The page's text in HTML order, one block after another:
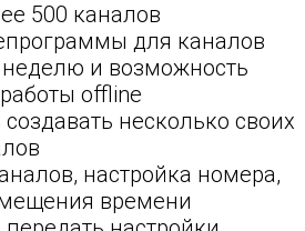
500 каналов
для каналов
и возможность
offline
несколько своих
настройка номера,
времени